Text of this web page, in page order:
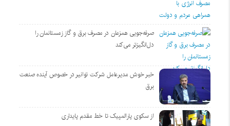
صرفه‌جویی همزمان در مصرف برق و گاز زمستانمان را
دل‌انگیزتر می‌کند
خبر خوش مدیرعامل شرکت توانیر در خصوص آینده صنعت
برق
از سکوی پارالمپیک تا خط مقدم پایداری